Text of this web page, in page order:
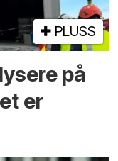
PLUSS
på
er